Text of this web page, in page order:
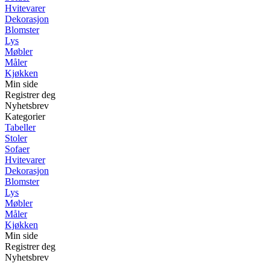
Hvitevarer
Dekorasjon
Blomster
Lys
Møbler
Måler
Kjøkken
Min side
Registrer deg
Nyhetsbrev
Kategorier
Tabeller
Stoler
Sofaer
Hvitevarer
Dekorasjon
Blomster
Lys
Møbler
Måler
Kjøkken
Min side
Registrer deg
Nyhetsbrev